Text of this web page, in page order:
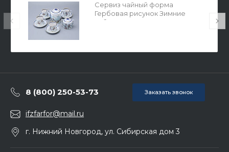
Сервиз чайный форма
Гербовая рисунок Зимние
забавы, 4 персоны 10
8 (800) 250-53-73 Заказать звонок
ifzfarfor@mail.ru
г. Нижний Новгород, ул. Сибирская дом 3